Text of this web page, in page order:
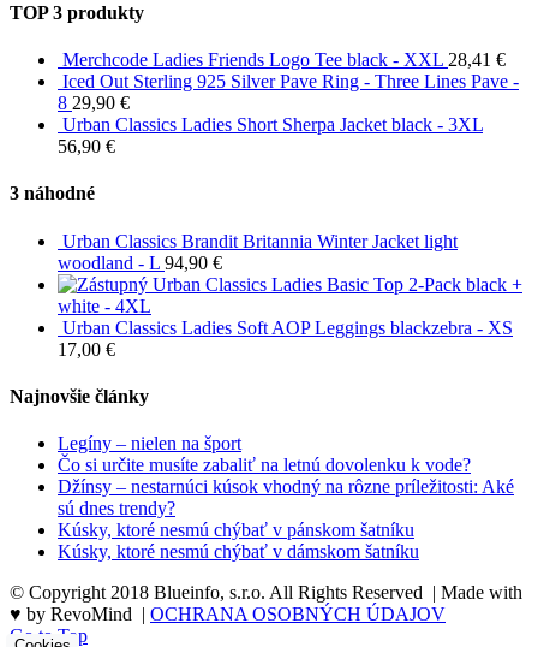
TOP 3 produkty
Merchcode Ladies Friends Logo Tee black - XXL 28,41 €
Iced Out Sterling 925 Silver Pave Ring - Three Lines Pave -
8 29,90 €
Urban Classics Ladies Short Sherpa Jacket black - 3XL
56,90 €
3 náhodné
Urban Classics Brandit Britannia Winter Jacket light
woodland - L 94,90 €
Urban Classics Ladies Basic Top 2-Pack black +
white - 4XL
Urban Classics Ladies Soft AOP Leggings blackzebra - XS
17,00 €
Najnovšie články
Legíny – nielen na šport
Čo si určite musíte zabaliť na letnú dovolenku k vode?
Džínsy – nestarnúci kúsok vhodný na rôzne príležitosti: Aké
sú dnes trendy?
Kúsky, ktoré nesmú chýbať v pánskom šatníku
Kúsky, ktoré nesmú chýbať v dámskom šatníku
© Copyright 2018 Blueinfo, s.r.o. All Rights Reserved | Made with
♥ by RevoMind | OCHRANA OSOBNÝCH ÚDAJOV
Go to Top